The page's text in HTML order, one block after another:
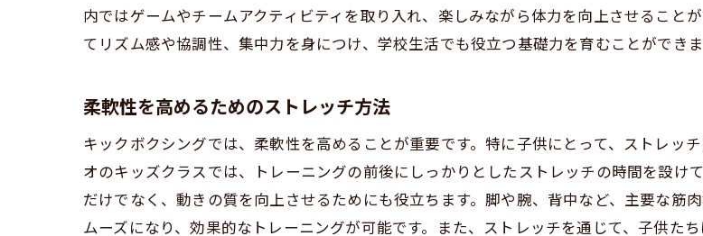
毎日の生活に取り入れる方法
STSトレーニングスタジオで学ぶ楽しいキッ
講師陣のプロフェッショナルな指導法
キッズ専用クラスの内容紹介
体験レッスンの流れと参加方法
内ではゲームやチームアクティビティを取り入れ、楽しみながら体力を向上させること
てリズム感や協調性、集中力を身につけ、学校生活でも役立つ基礎力を育むことができま
柔軟性を高めるためのストレッチ方法
キックボクシングでは、柔軟性を高めることが重要です。特に子供にとって、ストレッ
オのキッズクラスでは、トレーニングの前後にしっかりとしたストレッチの時間を設け
だけでなく、動きの質を向上させるためにも役立ちます。脚や腕、背中など、主要な筋
ムーズになり、効果的なトレーニングが可能です。また、ストレッチを通じて、子供た